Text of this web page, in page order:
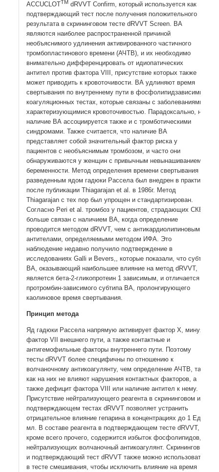
ACCUCLOТТМdRVVT Сonfirm, который используется как
подтверждающий тест после получения положительного
результата в скрининговом тесте dRVVT Screen. ВА
являются наиболее распространенной причиной
необъяснимого удлинения активированного частичного
тромбопластинового времени (АЧТВ), и их необходимо
внимательно дифференцировать от идиопатических
антител против фактора VIII, присутствие которых также
может приводить к кровоточивости. ВА удлиняют время
свертывания по внутреннему пути в фосфолипидзависимых
коагуляционных тестах, которые связаны с заболеваниями,
характеризующимися кровоточивостью. Парадоксально, но
наличие ВА ассоциируется также и с тромботическими
синдромами. Также считается, что наличие ВА
представляет собой значительный фактор риска у
пациентов с необъяснимым тромбозом, и часто они
обнаруживаются у женщин с привычным невынашиванием
беременности. Метод определения времени свертывания с
разведенным ядом гадюки Рассела был внедрен в практику
после публикации Thiagarajan et al. в 1986г. Метод
Thiagarajan с тех пор был упрощен и стандартизирован.
Согласно Peri et al. тромбоз у пациентов, страдающих СКВ,
больше связан с наличием ВА, когда определение
проводится методом dRVVT, чем с антикардиолипиновыми
антителами, определяемыми методом ИФА. Это
наблюдение недавно получило подтверждение в
исследованиях Galli и Bevers,, которые показали, что субтип
ВА, оказывающий наибольшее влияние на метод dRVVT,
является бета-2-гликопротеин 1 зависимым, и отличается от
протромбин-зависимого субтипа ВА, пролонгирующего
каолиновое время свертывания.
Принцип метода
Яд гадюки Рассела напрямую активирует фактор Х, минуя
фактор VII внешнего пути, а также контактные и
антигемофильные факторы внутреннего пути. Поэтому
тесты dRVVT более специфичны по отношению к
волчаночному антикоагулянту, чем определение АЧТВ, так
как на них не влияют нарушения контактных факторов, а
также дефицит фактора VIII или наличие антител к нему.
Присутствие нейтрализующего реагента в скрининговом и
подтверждающем тестах dRVVT позволяет устранить
отрицательное влияние гепарина в концентрациях до 1 Ед/
мл. В составе реагента в подтверждающем тесте dRVVT,
кроме всего прочего, содержится избыток фосфолипидов,
нейтрализующих волчаночный антикоагулянт. Скрининговый
и подтверждающий тест dRVVT также можно использовать
в тесте смешивания, чтобы исключить влияние на время